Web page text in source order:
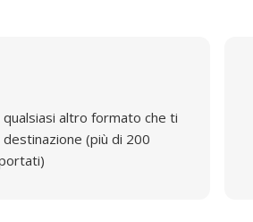
qualsiasi altro formato che ti
(più di 200